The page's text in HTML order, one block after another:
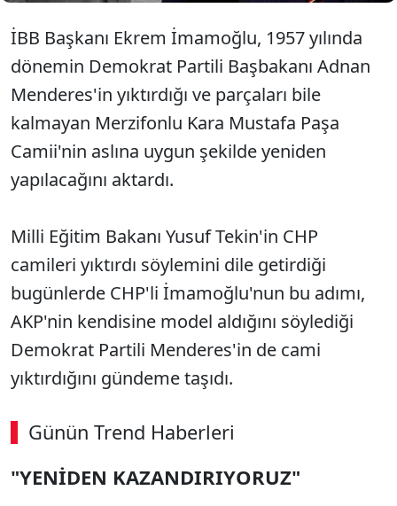
İBB Başkanı Ekrem İmamoğlu, 1957 yılında
dönemin Demokrat Partili Başbakanı Adnan
Menderes'in yıktırdığı ve parçaları bile
kalmayan Merzifonlu Kara Mustafa Paşa
Camii'nin aslına uygun şekilde yeniden
yapılacağını aktardı.
Milli Eğitim Bakanı Yusuf Tekin'in CHP
camileri yıktırdı söylemini dile getirdiği
bugünlerde CHP'li İmamoğlu'nun bu adımı,
AKP'nin kendisine model aldığını söylediği
Demokrat Partili Menderes'in de cami
yıktırdığını gündeme taşıdı.
Günün Trend Haberleri
"YENİDEN KAZANDIRIYORUZ"